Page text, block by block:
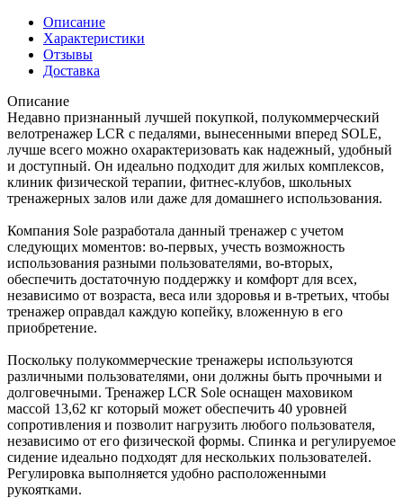
Описание
Характеристики
Отзывы
Доставка
Описание
Недавно признанный лучшей покупкой, полукоммерческий
велотренажер LCR с педалями, вынесенными вперед SOLE,
лучше всего можно охарактеризовать как надежный, удобный
и доступный. Он идеально подходит для жилых комплексов,
клиник физической терапии, фитнес-клубов, школьных
тренажерных залов или даже для домашнего использования.
Компания Sole разработала данный тренажер с учетом
следующих моментов: во-первых, учесть возможность
использования разными пользователями, во-вторых,
обеспечить достаточную поддержку и комфорт для всех,
независимо от возраста, веса или здоровья и в-третьих, чтобы
тренажер оправдал каждую копейку, вложенную в его
приобретение.
Поскольку полукоммерческие тренажеры используются
различными пользователями, они должны быть прочными и
долговечными. Тренажер LCR Sole оснащен маховиком
массой 13,62 кг который может обеспечить 40 уровней
сопротивления и позволит нагрузить любого пользователя,
независимо от его физической формы. Спинка и регулируемое
сидение идеально подходят для нескольких пользователей.
Регулировка выполняется удобно расположенными
рукоятками.